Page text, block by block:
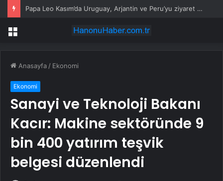
Papa Leo Kasım’da Uruguay, Arjantin ve Peru’yu ziyaret edecek
Menü
Anasayfa / Ekonomi
Ekonomi
Sanayi ve Teknoloji Bakanı
Kacır: Makine sektöründe 9
bin 400 yatırım teşvik
belgesi düzenlendi